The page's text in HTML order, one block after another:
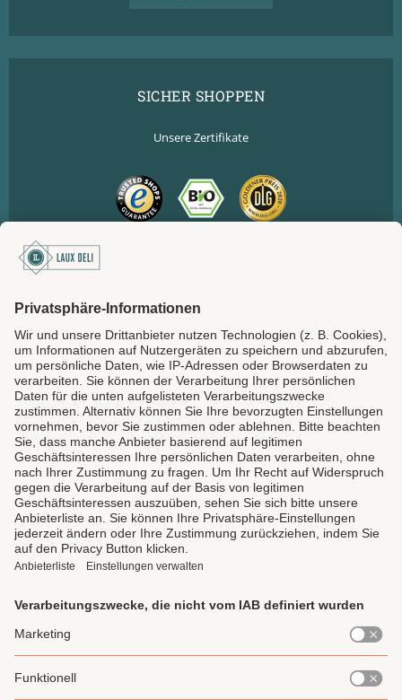
SICHER SHOPPEN
Unsere Zertifikate
SICHER BEZAHLEN
LAUX DELI
SERVICE
GENIESSEN
UNSERE LIEBLINGE